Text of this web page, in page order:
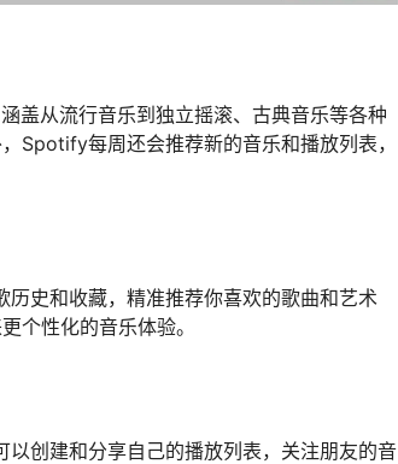
盖从流行音乐到独立摇滚、古典音乐等各种
Spotify每周还会推荐新的音乐和播放列表，
史和收藏，精准推荐你喜欢的歌曲和艺术
个性化的音乐体验。
创建和分享自己的播放列表，关注朋友的音